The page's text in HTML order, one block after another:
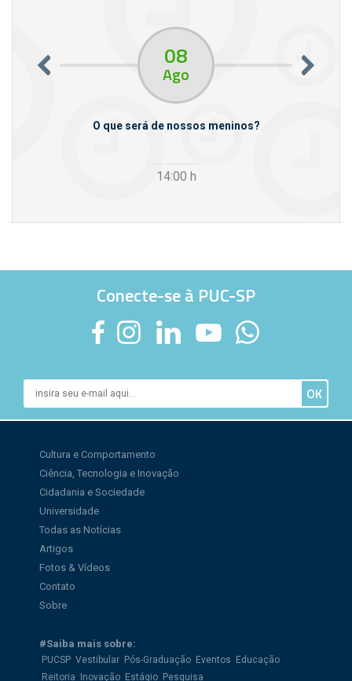
08
Ago
O que será de nossos meninos?
14:00 h
Conecte-se à PUC-SP
Cultura e Comportamento
Ciência, Tecnologia e Inovação
Cidadania e Sociedade
Universidade
Todas as Notícias
Artigos
Fotos & Vídeos
Contato
Sobre
#Saiba mais sobre:
PUCSP Vestibular Pós-Graduação Eventos
Educação
Reitoria
Inovação Estágio Pesquisa